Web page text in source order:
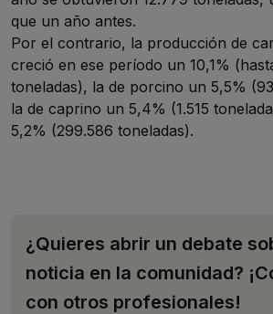
que un año antes.
Por el contrario, la producción de
creció en ese período un 10,1%
toneladas), la de porcino un 5,5%
la de caprino un 5,4% (1.515
5,2% (299.586 toneladas).
¿Quieres abrir un debate
noticia en la comunidad?
con otros profesionales!